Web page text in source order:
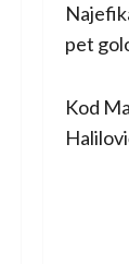
pet
Kod